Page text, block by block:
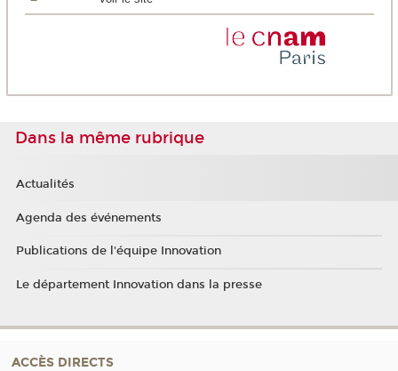
Dans la même rubrique
Actualités
Agenda des événements
Publications de l'équipe Innovation
Le département Innovation dans la presse
ACCÈS DIRECTS